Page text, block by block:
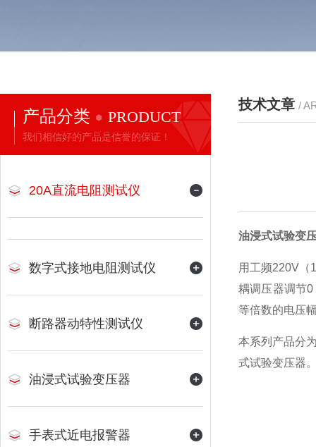
产品分类 PRODUCT
我们相信好的产品是信誉的保证！
20A直流电阻测试仪
数字式接地电阻测试仪
断路器动特性测试仪
油浸式试验变压器
手表式近电报警器
技术文章 /
油浸式试验变
用工频220V（
耦调压器调节
等倍数的电压
本系列产品分
式试验变压器